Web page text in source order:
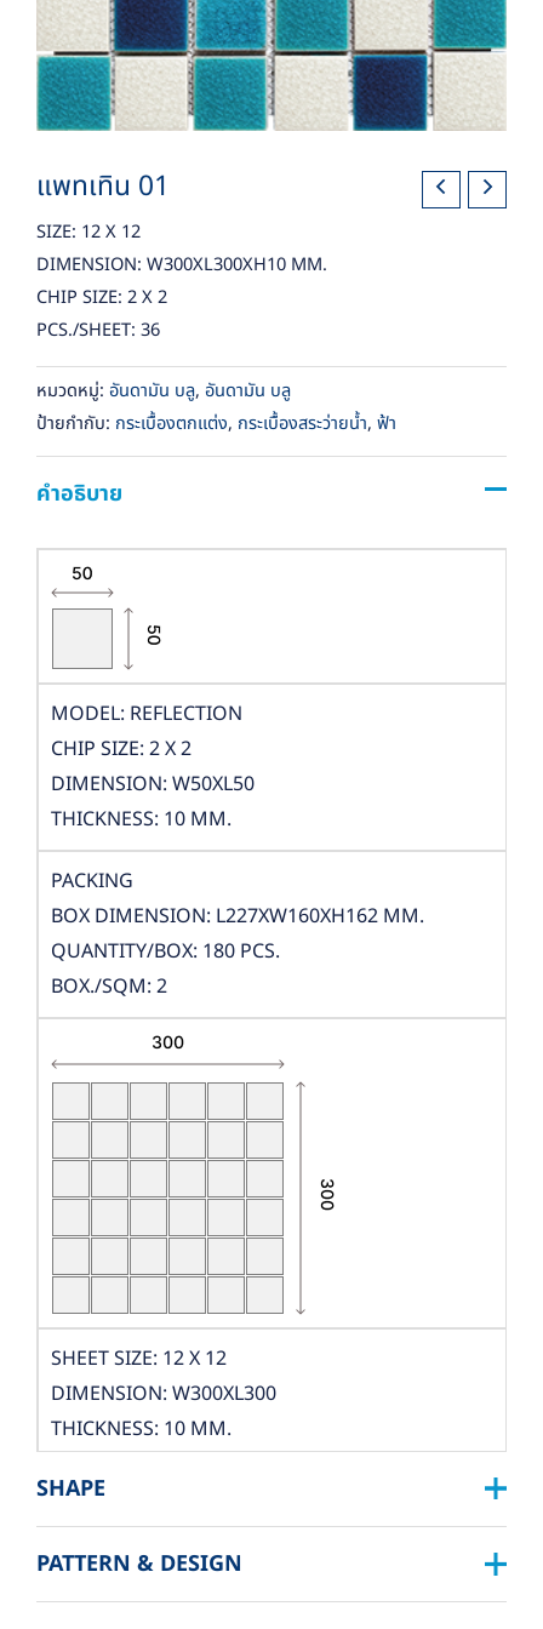
แพทเทิน 01
SIZE: 12 X 12
DIMENSION: W300XL300XH10 MM.
CHIP SIZE: 2 X 2
PCS./SHEET: 36
หมวดหมู่: อันดามัน บลู, อันดามัน บลู
ป้ายกำกับ: กระเบื้องตกแต่ง, กระเบื้องสระว่ายน้ำ, ฟ้า
คำอธิบาย
MODEL: REFLECTION
CHIP SIZE: 2 X 2
DIMENSION: W50XL50
THICKNESS: 10 MM.
PACKING
BOX DIMENSION: L227XW160XH162 MM.
QUANTITY/BOX: 180 PCS.
BOX./SQM: 2
SHEET SIZE: 12 X 12
DIMENSION: W300XL300
THICKNESS: 10 MM.
PACKING
BOX DIMENSION: L324XW319XH122 MM.
QUANTITY/BOX: 10 SHEET
SHAPE
SQUARE :
PATTERN & DESIGN